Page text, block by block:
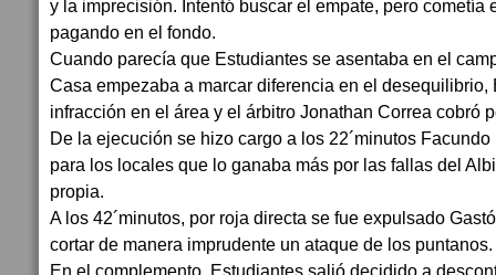
y la imprecisión. Intentó buscar el empate, pero cometía
pagando en el fondo.
Cuando parecía que Estudiantes se asentaba en el
Casa empezaba a marcar diferencia en el desequilibrio,
infracción en el área y el árbitro Jonathan Correa cobró
De la ejecución se hizo cargo a los 22´minutos
para los locales que lo ganaba más por las fallas del
propia.
A los 42´minutos, por roja directa se fue expulsado
cortar de manera imprudente un ataque de los puntanos.
En el complemento, Estudiantes salió decidido a